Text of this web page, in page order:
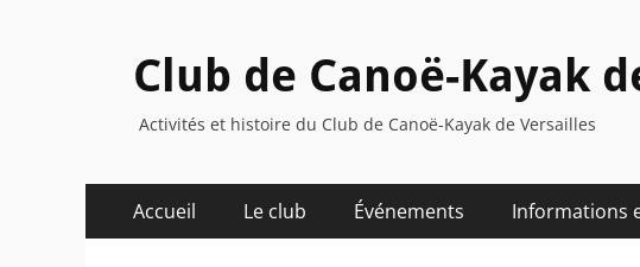
Club de Canoë-Kayak
Activités et histoire du Club de Canoë-Kayak de Versailles
Menu
principal
Accueil Le club Événements Informations